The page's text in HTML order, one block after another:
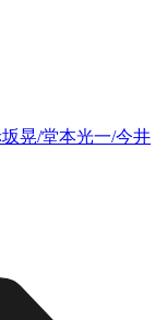
晃/堂本光一/今井